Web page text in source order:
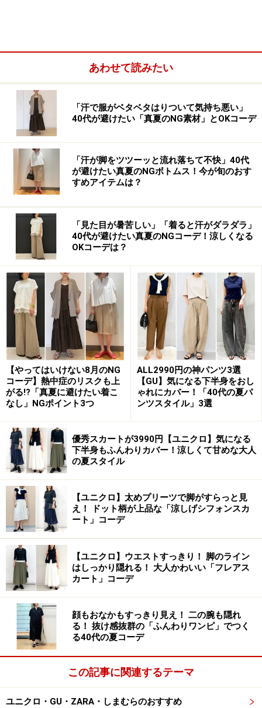
3. 小花柄がロマンティック！「コットンコクーンスカー
ト」
1. オンオフ問わず着られる「白or黒のふん
わりスカート」
ユニクロ シアサッカーボリュームスカート 3990円（税
「シアサッカーボリュームスカート」（税込3990円）は
切り替えが入っているため、ウエストまわりはすっき
り。その下はふんわりボリュームという華やかな一枚で
す。
表面に凹凸があることで肌離れがよく、暑い時期でもさ
らさらとした肌触りがキープできるところも魅力です。
ウエストはゴム仕様なので、着脱も楽ちんなのがうれし
いですよね。
カラバリはオフホワイトとブラックの計2色。こちらは
「シアサッカーブラウス／半袖」とセットアップになっ
ており、無地のワンピースがほしい人にも、似た雰囲気
で着られるのでおすすめです。
Tシャツ＆カーディガンは黒でそろえてモノトーンコーデ
に 出典：StyleHint
写真は、トップスにユニクロの「リブボートネックT」
「UVカットクルーネックカーディガン」をブラックでそ
ろえた着こなし。スカートにはオフホワイトを選び、す
っきり見えるモノトーンコーデにまとめています。オフ
ィスでも着られそうな、洗練された着こなしですね。
2. 春夏らしい「細かなギンガム柄」でガー
あわせて読みたい
「汗で服がベタベタはりついて気持ち悪い」
40代が避けたい「真夏のNG素材」とOKコーデ
「汗が脚をツツーッと流れ落ちて不快」40代
が避けたい真夏のNGボトムス！今が旬のおす
すめアイテムは？
「見た目が暑苦しい」「着ると汗がダラダラ」
40代が避けたい真夏のNGコーデ！涼しくなる
OKコーデは？
【やってはいけない8月のNG
コーデ】熱中症のリスクも上
がる!?「真夏に避けたい着こ
なし」NGポイント3つ
ALL2990円の神パンツ3選
【GU】気になる下半身をおし
ゃれにカバー！「40代の夏パ
ンツスタイル」3選
優秀スカートが3990円【ユニクロ】気になる
下半身もふんわりカバー！涼しくて甘めな大人
の夏スタイル
【ユニクロ】太めプリーツで脚がすらっと見
え！ ドット柄が上品な「涼しげシフォンスカ
ート」コーデ
【ユニクロ】ウエストすっきり！ 脚のライン
はしっかり隠れる！ 大人かわいい「フレアス
カート」コーデ
顔もおなかもすっきり見え！ 二の腕も隠れ
る！ 抜け感抜群の「ふんわりワンピ」でつく
る40代の夏コーデ
この記事に関連するテーマ
ユニクロ・GU・ZARA・しまむらのおすすめ